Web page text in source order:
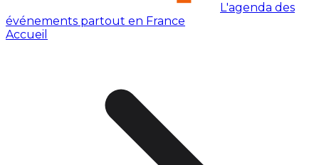
L'agenda des
événements partout en France
Accueil